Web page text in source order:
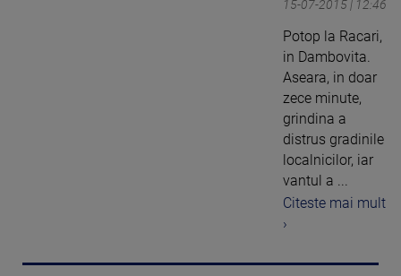
15-07-2015 | 12:46
Potop la Racari,
in Dambovita.
Aseara, in doar
zece minute,
grindina a
distrus gradinile
localnicilor, iar
vantul a ...
Citeste mai mult
›